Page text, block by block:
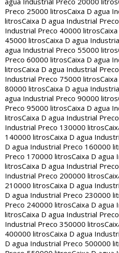
Preco 25000 litrosCaixa D agua
litrosCaixa D agua Industrial
Industrial Preco 40000 litros
45000 litrosCaixa D agua
agua Industrial Preco 55000 litros
Preco 60000 litrosCaixa D agua
litrosCaixa D agua Industrial
Industrial Preco 75000 litros
80000 litrosCaixa D agua
agua Industrial Preco 90000 litros
Preco 95000 litrosCaixa D agua
litrosCaixa D agua Industrial
Industrial Preco 130000 litros
140000 litrosCaixa D agua
D agua Industrial Preco 160000
Preco 170000 litrosCaixa D agua
litrosCaixa D agua Industrial
Industrial Preco 200000 litros
210000 litrosCaixa D agua
D agua Industrial Preco 230000
Preco 240000 litrosCaixa D agua
litrosCaixa D agua Industrial
Industrial Preco 350000 litros
400000 litrosCaixa D agua
D agua Industrial Preco 500000